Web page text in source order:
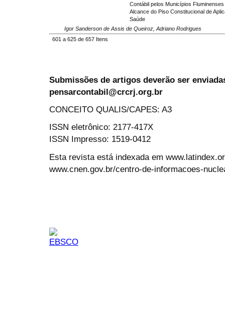
Contábil pelos Municípios Fluminenses
Alcance do Piso Constitucional de
Saúde
Igor Sanderson de Assis de Queiroz, Adriano Rodrigues
601 a 625 de 657 Itens
Submissões de artigos deverão ser
pensarcontabil@crcrj.org.br
CONCEITO QUALIS/CAPES: A3
ISSN eletrônico: 2177-417X
ISSN Impresso: 1519-0412
Esta revista está indexada em
www.cnen.gov.br/centro-de-informacoes-